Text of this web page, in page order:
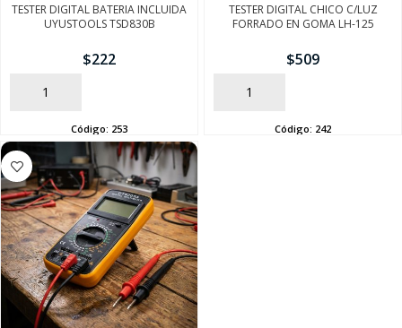
TESTER DIGITAL BATERIA INCLUIDA
UYUSTOOLS TSD830B
$222
AÑADIR
Código: 253
TESTER DIGITAL CHICO C/LUZ
FORRADO EN GOMA LH-125
$509
AÑADIR
Código: 242
SEGUÍ COMPRANDO
FINALIZÁ TU COMPRA